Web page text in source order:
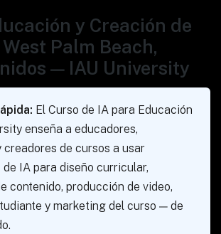
y Creación de
Palm Beach,
— IAU University
El Curso de IA para Educación
enseña a educadores,
creadores de cursos a usar
de IA para diseño curricular,
contenido, producción de video,
y marketing del curso — de